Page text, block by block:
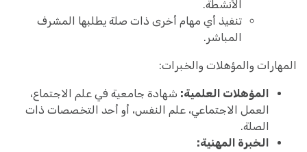
الأنشطة.
تنفيذ أي مهام أخرى ذات صلة يطلبها المشرف
المباشر.
المهارات والمؤهلات والخبرات:
المؤهلات العلمية: شهادة جامعية في علم الاجتماع،
العمل الاجتماعي، علم النفس، أو أحد التخصصات ذات
الصلة.
الخبرة المهنية: